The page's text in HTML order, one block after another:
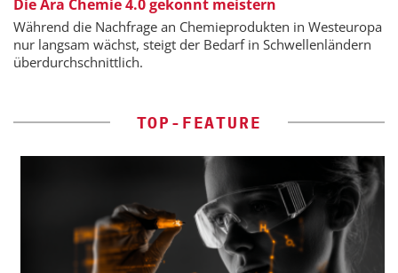
Die Ära Chemie 4.0 gekonnt meistern
Während die Nachfrage an Chemieprodukten in Westeuropa
nur langsam wächst, steigt der Bedarf in Schwellenländern
überdurchschnittlich.
TOP-FEATURE